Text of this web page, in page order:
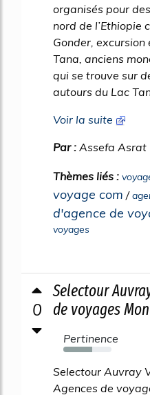
organisés pour
nord de l’Ethiopie
Gonder,
Tana, anciens
qui se trouve sur
autours du Lac
Voir la suite
Par : Assefa Asrat
Thèmes liés :
voyage com /
d'agence de
voyages
0
Selectour
de voyages
Pertinence
60%
Selectour Auvray
Agences de